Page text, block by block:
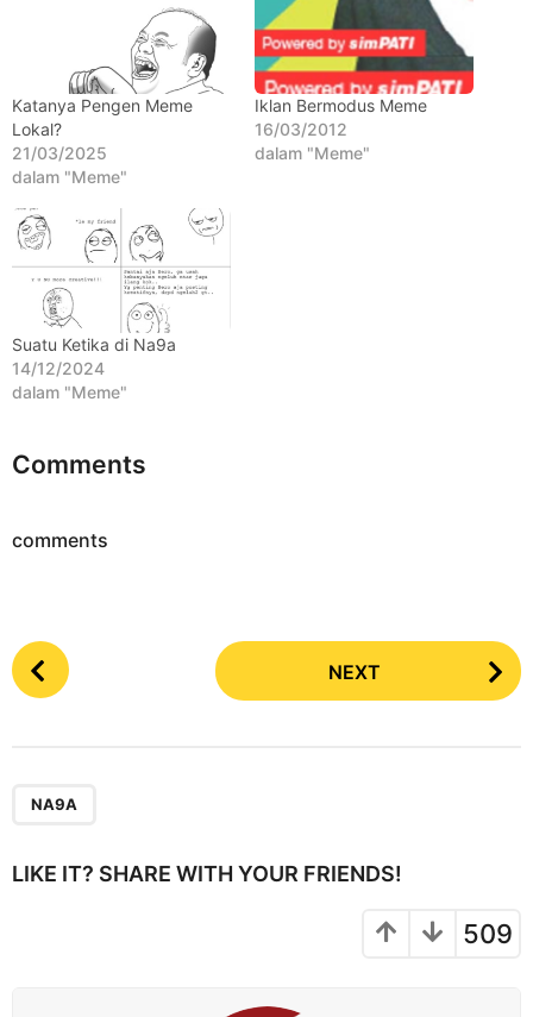
a
g
o
Katanya Pengen Meme
Lokal?
21/03/2025
dalam "Meme"
Iklan Bermodus Meme
16/03/2012
dalam "Meme"
Suatu Ketika di Na9a
14/12/2024
dalam "Meme"
Comments
comments
P
o
i
NEXT
NA9A
LIKE IT? SHARE WITH YOUR FRIENDS!
509